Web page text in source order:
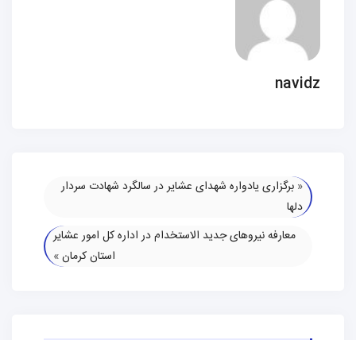
navidz
« برگزاری یادواره شهدای عشایر در سالگرد شهادت سردار
دلها
معارفه نیروهای جدید الاستخدام در اداره کل امور عشایر
استان کرمان»